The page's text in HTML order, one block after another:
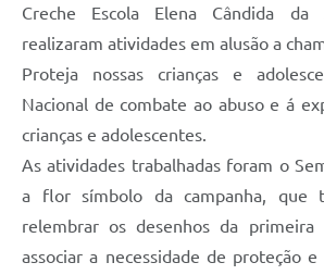
Creche Escola Elena Cândida da
realizaram atividades em alusão a
Proteja nossas crianças e
Nacional de combate ao abuso e á
crianças e adolescentes.
As atividades trabalhadas foram o
a flor símbolo da campanha,
relembrar os desenhos da primeira
associar a necessidade de proteção